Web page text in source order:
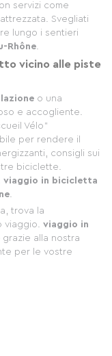
servizi come
Svegliati
lungo i sentieri
Rhône.
vicino alle piste
o una
e accogliente.
Vélo"
per rendere il
consigli sui
biciclette.
viaggio in bicicletta
.
trova la
viaggio. viaggio in
grazie alla nostra
per le vostre